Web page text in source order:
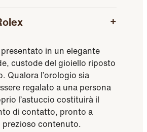
in un elegante
custode del gioiello riposto
Qualora l’orologio sia
regalato a una persona
l’astuccio costituirà il
di contatto, pronto a
prezioso contenuto.